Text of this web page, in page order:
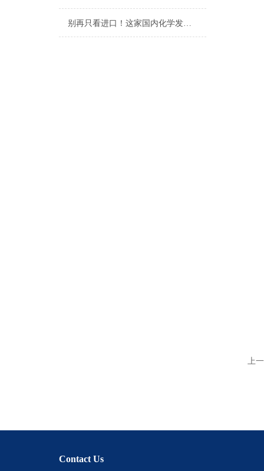
别再只看进口！这家国内化学发光定氮仪生产厂家已实现技术突破
上
Contact Us